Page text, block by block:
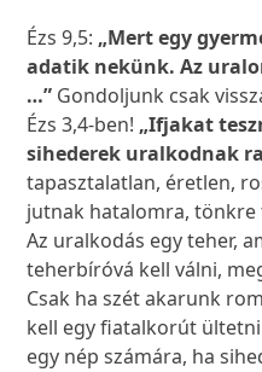
Ézs 9,5: „Mert egy
adatik nekünk. Az
…” Gondoljunk csak
Ézs 3,4-ben! „Ifjakat
sihederek uralkodnak
tapasztalatlan, éretlen,
jutnak hatalomra,
Az uralkodás egy teher,
teherbíróvá kell válni,
Csak ha szét akarunk
kell egy fiatalkorút
egy nép számára, ha